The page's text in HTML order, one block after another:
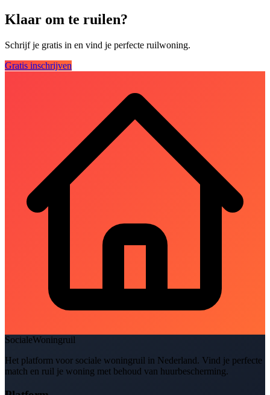
Klaar om te ruilen?
Schrijf je gratis in en vind je perfecte ruilwoning.
Gratis inschrijven
SocialeWoningruil
Het platform voor sociale woningruil in Nederland. Vind je perfecte
match en ruil je woning met behoud van huurbescherming.